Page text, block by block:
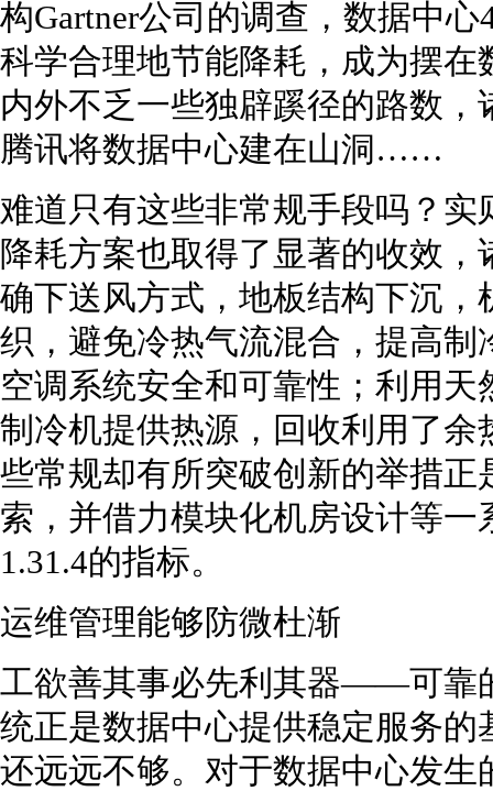
构Gartner公司的调查，数据中
科学合理地节能降耗，成为摆
内外不乏一些独辟蹊径的路数
腾讯将数据中心建在山洞……
难道只有这些非常规手段吗？
降耗方案也取得了显著的收效
确下送风方式，地板结构下沉
织，避免冷热气流混合，提高
空调系统安全和可靠性；利用
制冷机提供热源，回收利用了
些常规却有所突破创新的举措
索，并借力模块化机房设计等一
1.31.4的指标。
运维管理能够防微杜渐
工欲善其事必先利其器——可靠
统正是数据中心提供稳定服务
还远远不够。对于数据中心发